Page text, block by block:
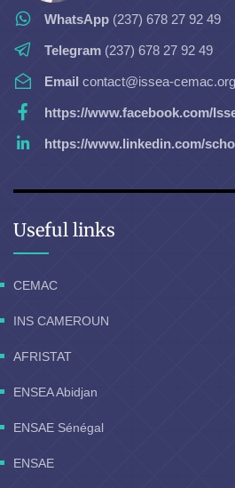
WhatsApp (237) 678 27 92 49
Telegram (237) 678 27 92 49
Email contact@issea-cemac.org
https://www.facebook.com/
https://www.linkedin.com/
Useful links
CEMAC
INS CAMEROUN
AFRISTAT
ENSEA Abidjan
ENSAE Sénégal
ENSAE